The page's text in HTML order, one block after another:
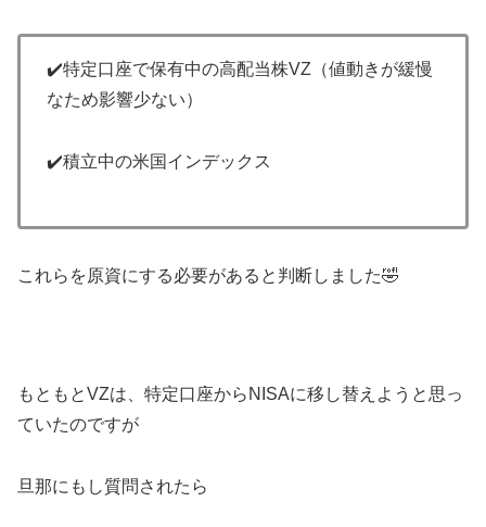
✔️特定口座で保有中の高配当株VZ（値動きが緩慢
なため影響少ない）
✔️積立中の米国インデックス
これらを原資にする必要があると判断しました🤣
もともとVZは、特定口座からNISAに移し替えようと思っ
ていたのですが
旦那にもし質問されたら